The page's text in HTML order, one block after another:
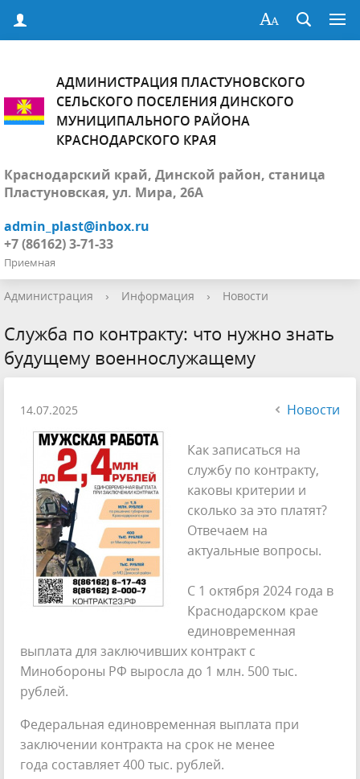
АДМИНИСТРАЦИЯ ПЛАСТУНОВСКОГО
СЕЛЬСКОГО ПОСЕЛЕНИЯ ДИНСКОГО
МУНИЦИПАЛЬНОГО РАЙОНА
КРАСНОДАРСКОГО КРАЯ
Краснодарский край, Динской район, станица
Пластуновская, ул. Мира, 26А
admin_plast@inbox.ru
+7 (86162) 3-71-33
Приемная
Администрация › Информация › Новости
Служба по контракту: что нужно знать
будущему военнослужащему
14.07.2025 Новости
Как записаться на
службу по контракту,
каковы критерии и
сколько за это платят?
Отвечаем на
актуальные вопросы.
С 1 октября 2024 года в
Краснодарском крае
единовременная
выплата для заключивших контракт с
Минобороны РФ выросла до 1 млн. 500 тыс.
рублей.
Федеральная единовременная выплата при
заключении контракта на срок не менее
года составляет 400 тыс. рублей.